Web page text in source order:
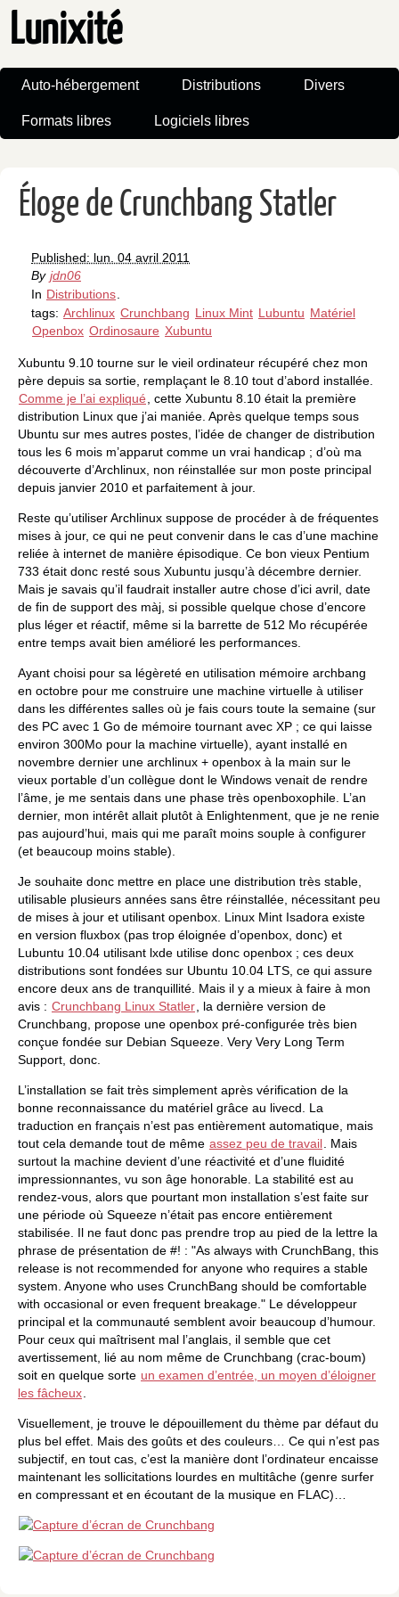
Lunixité
Auto-hébergement Distributions Divers
Formats libres Logiciels libres
Éloge de Crunchbang Statler
Published: lun. 04 avril 2011
By jdn06
In Distributions
tags: Archlinux Crunchbang Linux Mint Lubuntu Matériel
Openbox Ordinosaure Xubuntu
Xubuntu 9.10 tourne sur le vieil ordinateur récupéré chez mon
père depuis sa sortie, remplaçant le 8.10 tout d’abord installée.
Comme je l’ai expliqué
, cette Xubuntu 8.10 était la première
distribution Linux que j’ai maniée. Après quelque temps sous
Ubuntu sur mes autres postes, l’idée de changer de distribution
tous les 6 mois m’apparut comme un vrai handicap ; d’où ma
découverte d’Archlinux, non réinstallée sur mon poste principal
depuis janvier 2010 et parfaitement à jour.
Reste qu’utiliser Archlinux suppose de procéder à de fréquentes
mises à jour, ce qui ne peut convenir dans le cas d’une machine
reliée à internet de manière épisodique. Ce bon vieux Pentium
733 était donc resté sous Xubuntu jusqu’à décembre dernier.
Mais je savais qu’il faudrait installer autre chose d’ici avril, date
de fin de support des màj, si possible quelque chose d’encore
plus léger et réactif, même si la barrette de 512 Mo récupérée
entre temps avait bien amélioré les performances.
Ayant choisi pour sa légèreté en utilisation mémoire archbang
en octobre pour me construire une machine virtuelle à utiliser
dans les différentes salles où je fais cours toute la semaine (sur
des PC avec 1 Go de mémoire tournant avec XP ; ce qui laisse
environ 300Mo pour la machine virtuelle), ayant installé en
novembre dernier une archlinux + openbox à la main sur le
vieux portable d’un collègue dont le Windows venait de rendre
l’âme, je me sentais dans une phase très openboxophile. L’an
dernier, mon intérêt allait plutôt à Enlightenment, que je ne renie
pas aujourd’hui, mais qui me paraît moins souple à configurer
(et beaucoup moins stable).
Je souhaite donc mettre en place une distribution très stable,
utilisable plusieurs années sans être réinstallée, nécessitant peu
de mises à jour et utilisant openbox. Linux Mint Isadora existe
en version fluxbox (pas trop éloignée d’openbox, donc) et
Lubuntu 10.04 utilisant lxde utilise donc openbox ; ces deux
distributions sont fondées sur Ubuntu 10.04 LTS, ce qui assure
encore deux ans de tranquillité. Mais il y a mieux à faire à mon
avis : Crunchbang Linux Statler , la dernière version de
Crunchbang, propose une openbox pré-configurée très bien
conçue fondée sur Debian Squeeze. Very Very Long Term
Support, donc.
L’installation se fait très simplement après vérification de la
bonne reconnaissance du matériel grâce au livecd. La
traduction en français n’est pas entièrement automatique, mais
tout cela demande tout de même assez peu de travail . Mais
surtout la machine devient d’une réactivité et d’une fluidité
impressionnantes, vu son âge honorable. La stabilité est au
rendez-vous, alors que pourtant mon installation s’est faite sur
une période où Squeeze n’était pas encore entièrement
stabilisée. Il ne faut donc pas prendre trop au pied de la lettre la
phrase de présentation de #! : "As always with CrunchBang, this
release is not recommended for anyone who requires a stable
system. Anyone who uses CrunchBang should be comfortable
with occasional or even frequent breakage." Le développeur
principal et la communauté semblent avoir beaucoup d’humour.
Pour ceux qui maîtrisent mal l’anglais, il semble que cet
avertissement, lié au nom même de Crunchbang (crac-boum)
soit en quelque sorte un examen d’entrée, un moyen d’éloigner
les fâcheux
Visuellement, je trouve le dépouillement du thème par défaut du
plus bel effet. Mais des goûts et des couleurs… Ce qui n’est pas
subjectif, en tout cas, c’est la manière dont l’ordinateur encaisse
maintenant les sollicitations lourdes en multitâche (genre surfer
en compressant et en écoutant de la musique en FLAC)…